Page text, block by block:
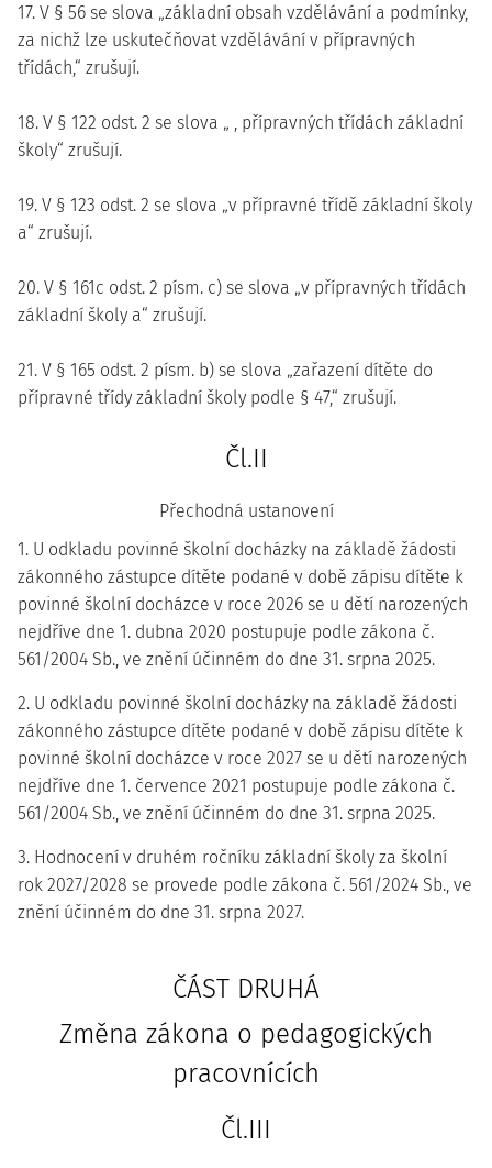
17. V § 56 se slova „základní obsah vzdělávání a podmínky,
za nichž lze uskutečňovat vzdělávání v přípravných
třídách,“ zrušují.
18. V § 122 odst. 2 se slova „ , přípravných třídách základní
školy“ zrušují.
19. V § 123 odst. 2 se slova „v přípravné třídě základní školy
a“ zrušují.
20. V § 161c odst. 2 písm. c) se slova „v přípravných třídách
základní školy a“ zrušují.
21. V § 165 odst. 2 písm. b) se slova „zařazení dítěte do
přípravné třídy základní školy podle § 47,“ zrušují.
Čl.II
Přechodná ustanovení
1. U odkladu povinné školní docházky na základě žádosti
zákonného zástupce dítěte podané v době zápisu dítěte k
povinné školní docházce v roce 2026 se u dětí narozených
nejdříve dne 1. dubna 2020 postupuje podle zákona č.
561/2004 Sb., ve znění účinném do dne 31. srpna 2025.
2. U odkladu povinné školní docházky na základě žádosti
zákonného zástupce dítěte podané v době zápisu dítěte k
povinné školní docházce v roce 2027 se u dětí narozených
nejdříve dne 1. července 2021 postupuje podle zákona č.
561/2004 Sb., ve znění účinném do dne 31. srpna 2025.
3. Hodnocení v druhém ročníku základní školy za školní
rok 2027/2028 se provede podle zákona č. 561/2024 Sb., ve
znění účinném do dne 31. srpna 2027.
ČÁST DRUHÁ
Změna zákona o pedagogických
pracovnících
Čl.III